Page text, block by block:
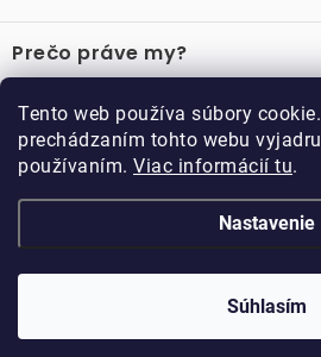
Tento web používa súbory
prechádzaním tohto webu
používaním. Viac informácií tu.
Nastavenie
Súhlasím
á
p
ä
Prečo práve my?
Recenzie
Akcie
Důležité odkazy
Velkoobchod
Vzorková prodejna
Kariéra
O nákupe
Obchodné podmienky
Podmienky vernostného programu
Kolekcia
Doppler CZ spol. s.r.o.,
Trhové Sviny
DOPPLER CZ spol. s r.o.